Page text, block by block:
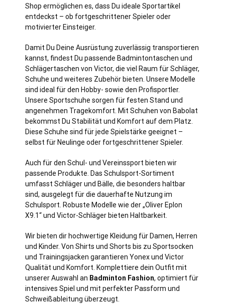
Shop ermöglichen es, dass Du ideale Sportartikel
entdeckst – ob fortgeschrittener Spieler oder
motivierter Einsteiger.
Damit Du Deine Ausrüstung zuverlässig transportieren
kannst, findest Du passende Badmintontaschen und
Schlägertaschen von Victor, die viel Raum für Schläger,
Schuhe und weiteres Zubehör bieten. Unsere Modelle
sind ideal für den Hobby- sowie den Profisportler.
Unsere Sportschuhe sorgen für festen Stand und
angenehmen Tragekomfort. Mit Schuhen von Babolat
bekommst Du Stabilität und Komfort auf dem Platz.
Diese Schuhe sind für jede Spielstärke geeignet –
selbst für Neulinge oder fortgeschrittener Spieler.
Auch für den Schul- und Vereinssport bieten wir
passende Produkte. Das Schulsport-Sortiment
umfasst Schläger und Bälle, die besonders haltbar
sind, ausgelegt für die dauerhafte Nutzung im
Schulsport. Robuste Modelle wie der „Oliver Eplon
X9.1“ und Victor-Schläger bieten Haltbarkeit.
Wir bieten dir hochwertige Kleidung für Damen, Herren
und Kinder. Von Shirts und Shorts bis zu Sportsocken
und Trainingsjacken garantieren Yonex und Victor
Qualität und Komfort. Komplettiere dein Outfit mit
unserer Auswahl an Badminton Fashion, optimiert für
intensives Spiel und mit perfekter Passform und
Schweißableitung überzeugt.